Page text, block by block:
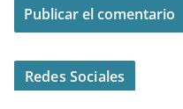
Redes Sociales